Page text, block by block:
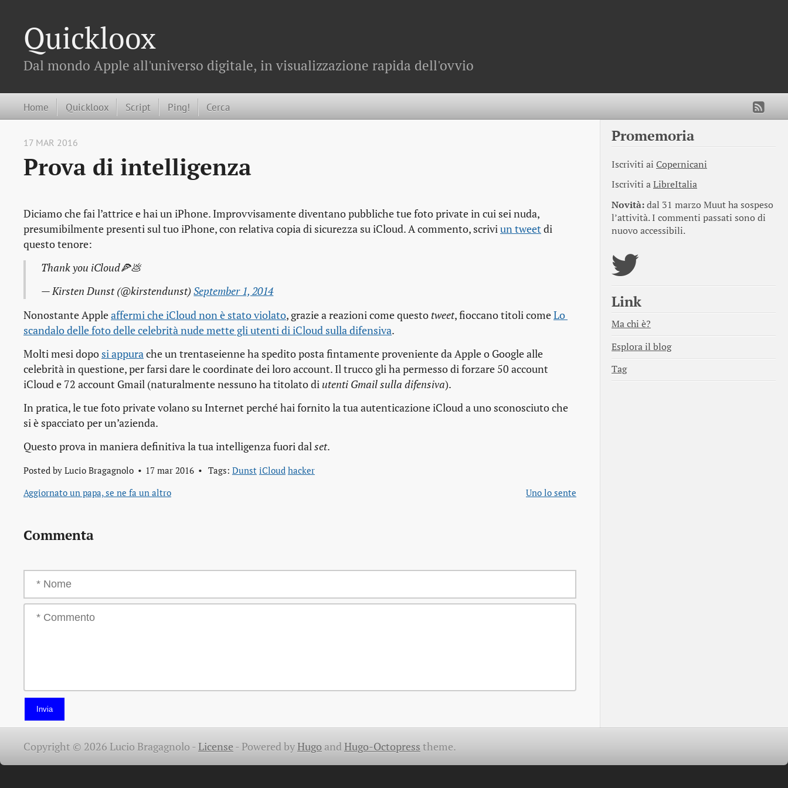
Quickloox
Dal mondo Apple all'universo digitale, in visualizzazione rapida dell'ovvio
Home Quickloox Script Ping! Cerca
17 MAR 2016
Prova di intelligenza
Diciamo che fai l’attrice e hai un iPhone. Improvvisamente diventano pubbliche tue foto private in cui sei nuda,
presumibilmente presenti sul tuo iPhone, con relativa copia di sicurezza su iCloud. A commento, scriviun tweetdi
questo tenore:
Thank you iCloud🍕💩
— Kirsten Dunst (@kirstendunst)September 1, 2014
Nonostante Appleaffermi che iCloud non è stato violato, grazie a reazioni come questo tweet, fioccano titoli comeLo
scandalo delle foto delle celebrità nude mette gli utenti di iCloud sulla difensiva.
Molti mesi dopo si appura che un trentaseienne ha spedito posta fintamente proveniente da Apple o Google alle
celebrità in questione, per farsi dare le coordinate dei loro account. Il trucco gli ha permesso di forzare 50 account
iCloud e 72 account Gmail (naturalmente nessuno ha titolato di utenti Gmail sulla difensiva).
In pratica, le tue foto private volano su Internet perché hai fornito la tua autenticazione iCloud a uno sconosciuto che
si è spacciato per un’azienda.
Questo prova in maniera definitiva la tua intelligenza fuori dalset.
Posted by Lucio Bragagnolo 17 mar 2016 Tags: Dunst iCloud hacker
Aggiornato un papa, se ne fa un altro
Uno lo sente
Commenta
Invia
Promemoria
Iscriviti ai Copernicani
Iscriviti aLibreItalia
Novità:dal 31 marzo Muut ha sospeso
l’attività. I commenti passati sono di
nuovo accessibili.
Link
Ma chi è?
Esplora il blog
Tag
Copyright © 2026 Lucio Bragagnolo -License -Powered byHugoandHugo-Octopress theme.